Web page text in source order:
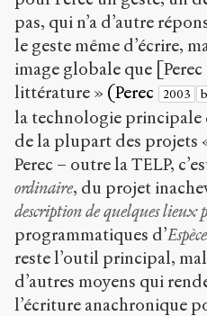
pas, qui n’a d’autre
le geste même d’écrire,
image globale que
littérature » (Perec 2003 b
la technologie principale
de la plupart des projets
Perec – outre la TELP,
ordinaire, du projet
description de quelques lieux
programmatiques d’
reste l’outil principal,
d’autres moyens qui
l’écriture anachronique